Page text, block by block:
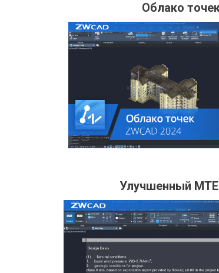
Облако
Улучшенный